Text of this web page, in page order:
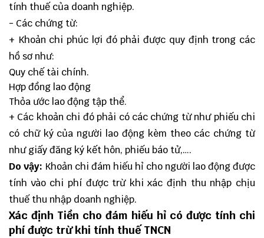
tính thuế của doanh nghiệp.
- Các chứng từ:
+ Khoản chi phúc lợi đó phải được quy định trong các
hồ sơ như:
Quy chế tài chính.
Hợp đồng lao động
Thỏa ước lao động tập thể.
+ Các khoản chi đó phải có các chứng từ như phiếu chi
có chữ ký của người lao động kèm theo các chứng từ
như giấy đăng ký kết hôn, phiếu báo tử,….
Do vậy: Khoản chi đám hiếu hỉ cho người lao động được
tính vào chi phí được trừ khi xác định thu nhập chịu
thuế thu nhập doanh nghiệp.
Xác định Tiền cho đám hiếu hỉ có được tính chi
phí được trừ khi tính thuế TNCN